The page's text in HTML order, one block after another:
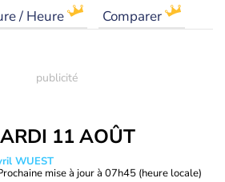
/ Heure Comparer
11 AOÛT
WUEST
mise à jour à 07h45 (heure locale)